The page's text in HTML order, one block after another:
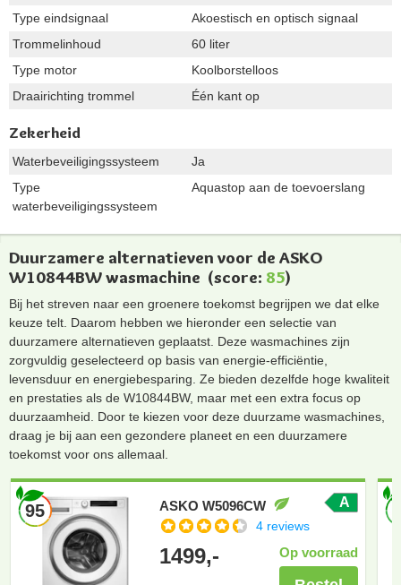
Type eindsignaal
Akoestisch en optisch signaal
Trommelinhoud
60 liter
Type motor
Koolborstelloos
Draairichting trommel
Één kant op
Zekerheid
Waterbeveiligingssysteem
Ja
Type
waterbeveiligingssysteem
Aquastop aan de toevoerslang
Duurzamere alternatieven voor de ASKO
W10844BW wasmachine (score: 85)
Bij het streven naar een groenere toekomst begrijpen we dat elke
keuze telt. Daarom hebben we hieronder een selectie van
duurzamere alternatieven geplaatst. Deze wasmachines zijn
zorgvuldig geselecteerd op basis van energie-efficiëntie,
levensduur en energiebesparing. Ze bieden dezelfde hoge kwaliteit
en prestaties als de W10844BW, maar met een extra focus op
duurzaamheid. Door te kiezen voor deze duurzame wasmachines,
draag je bij aan een gezondere planeet en een duurzamere
toekomst voor ons allemaal.
95 ASKO W5096CW A
4 reviews
1499,- Op voorraad